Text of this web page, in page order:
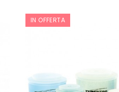
IN OFFERTA